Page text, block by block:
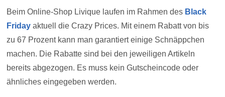
Beim Online-Shop Livique laufen im Rahmen des Black
Friday aktuell die Crazy Prices. Mit einem Rabatt von bis
zu 67 Prozent kann man garantiert einige Schnäppchen
machen. Die Rabatte sind bei den jeweiligen Artikeln
bereits abgezogen. Es muss kein Gutscheincode oder
ähnliches eingegeben werden.